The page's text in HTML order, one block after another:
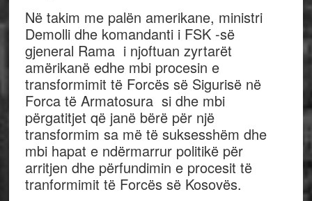
Në takim me palën amerikane, ministri
Demolli dhe komandanti i FSK -së
gjeneral Rama i njoftuan zyrtarët
amërikanë edhe mbi procesin e
transformimit të Forcës së Sigurisë në
Forca të Armatosura si dhe mbi
përgatitjet që janë bërë për një
transformim sa më të suksesshëm dhe
mbi hapat e ndërmarrur politikë për
arritjen dhe përfundimin e procesit të
tranformimit të Forcës së Kosovës.